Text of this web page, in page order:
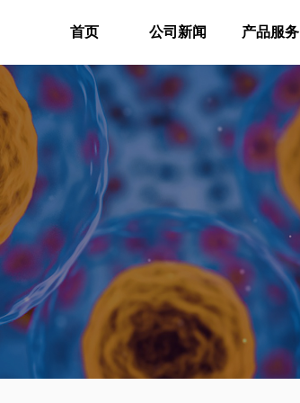
首页 公司新闻 产品服务